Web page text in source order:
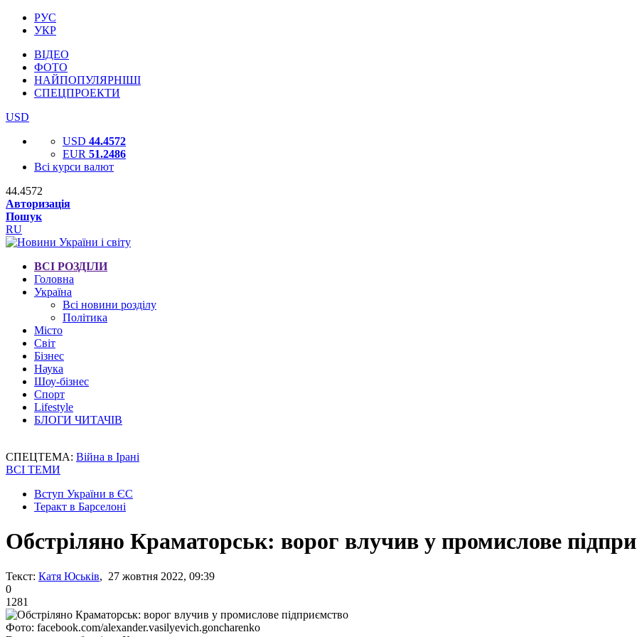
РУС
УКР
ВІДЕО
ФОТО
НАЙПОПУЛЯРНІШІ
СПЕЦПРОЕКТИ
USD
USD 44.4572
EUR 51.2486
Всі курси валют
44.4572
Авторизація
Пошук
RU
ВСІ РОЗДІЛИ
Головна
Україна
Всі новини розділу
Політика
Місто
Світ
Бізнес
Наука
Шоу-бізнес
Спорт
Lifestyle
БЛОГИ ЧИТАЧІВ
СПЕЦТЕМА: Війна в Ірані
ВСІ ТЕМИ
Вступ України в ЄС
Теракт в Барселоні
Обстріляно Краматорськ: ворог влучив у промислове
Текст: Катя Юськів, 27 жовтня 2022, 09:39
0
1281
Фото: facebook.com/alexander.vasilyevich.goncharenko